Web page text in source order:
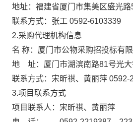
地址：福建省厦门市集
联系方式：张工 0592-
2.采购代理机构信息
名 称：厦门市公物
地 址：厦门市湖滨
联系方式：宋昕祺、
3.项目联系方式
项目联系人：宋昕祺、黄丽萍